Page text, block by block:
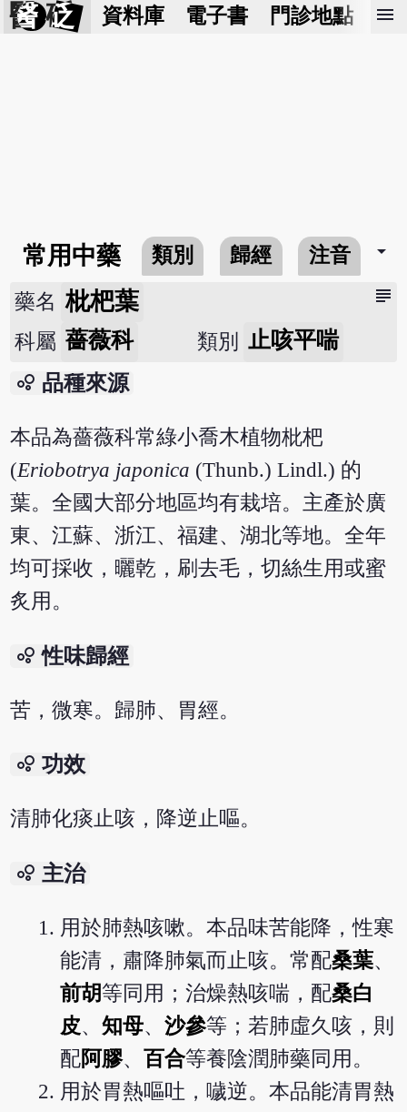
醫 砭 資料庫 電子書 門診地點 預
menu
常用中藥 類別 歸經 注音 arrow_drop_down
subject
藥名 枇杷葉
科屬 薔薇科 類別 止咳平喘
bubble_chart 品種來源
本品為薔薇科常綠小喬木植物枇杷
(Eriobotrya japonica (Thunb.) Lindl.) 的
葉。全國大部分地區均有栽培。主產於廣
東、江蘇、浙江、福建、湖北等地。全年
均可採收，曬乾，刷去毛，切絲生用或蜜
炙用。
bubble_chart 性味歸經
苦，微寒。歸肺、胃經。
bubble_chart 功效
清肺化痰止咳，降逆止嘔。
bubble_chart 主治
用於肺熱咳嗽。本品味苦能降，性寒
能清，肅降肺氣而止咳。常配桑葉、
前胡等同用；治燥熱咳喘，配桑白
皮、知母、沙參等；若肺虛久咳，則
配阿膠、百合等養陰潤肺藥同用。
用於胃熱嘔吐，噦逆。本品能清胃熱